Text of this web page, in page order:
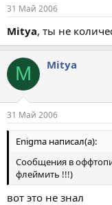
31 Май 2006
Mitya, ты не
M Mitya
31 Май 2006
Enigma написал(а):
Сообщения в
флеймить !!!)
вот это не знал